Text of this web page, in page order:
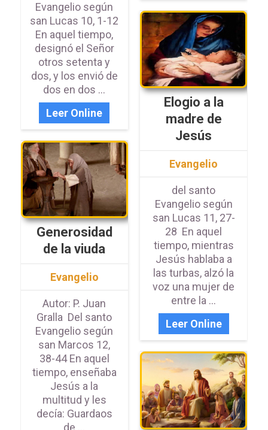
Evangelio según
san Lucas 10, 1-12
En aquel tiempo,
designó el Señor
otros setenta y
dos, y los envió de
dos en dos ...
Leer Online
Elogio a la
madre de
Jesús
Evangelio
del santo
Evangelio según
san Lucas 11, 27-
28 En aquel
tiempo, mientras
Jesús hablaba a
las turbas, alzó la
voz una mujer de
entre la ...
Leer Online
Generosidad
de la viuda
Evangelio
Autor: P. Juan
Gralla Del santo
Evangelio según
san Marcos 12,
38-44 En aquel
tiempo, enseñaba
Jesús a la
multitud y les
decía: Guardaos